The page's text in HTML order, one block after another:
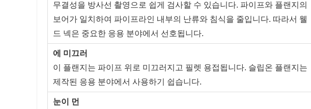
무결성을 방사선 촬영으로 쉽게 검사할 수 있습니다. 파이프와 플랜지의
보어가 일치하여 파이프라인 내부의 난류와 침식을 줄입니다. 따라서 웰
드 넥은 중요한 응용 분야에서 선호됩니다.
에 미끄러
이 플랜지는 파이프 위로 미끄러지고 필렛 용접됩니다. 슬립온 플랜지는
제작된 응용 분야에서 사용하기 쉽습니다.
눈이 먼